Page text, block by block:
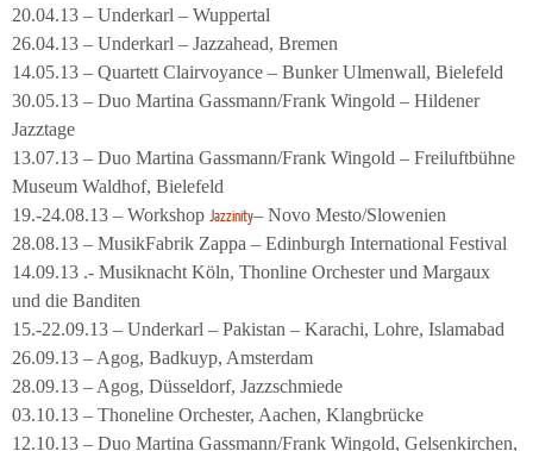
20.04.13 – Underkarl – Wuppertal
26.04.13 – Underkarl – Jazzahead, Bremen
14.05.13 – Quartett Clairvoyance – Bunker Ulmenwall, Bielefeld
30.05.13 – Duo Martina Gassmann/Frank Wingold – Hildener
Jazztage
13.07.13 – Duo Martina Gassmann/Frank Wingold – Freiluftbühne
Museum Waldhof, Bielefeld
19.-24.08.13 – Workshop Jazzinity– Novo Mesto/Slowenien
28.08.13 – MusikFabrik Zappa – Edinburgh International Festival
14.09.13 .- Musiknacht Köln, Thonline Orchester und Margaux
und die Banditen
15.-22.09.13 – Underkarl – Pakistan – Karachi, Lohre, Islamabad
26.09.13 – Agog, Badkuyp, Amsterdam
28.09.13 – Agog, Düsseldorf, Jazzschmiede
03.10.13 – Thoneline Orchester, Aachen, Klangbrücke
12.10.13 – Duo Martina Gassmann/Frank Wingold, Gelsenkirchen,